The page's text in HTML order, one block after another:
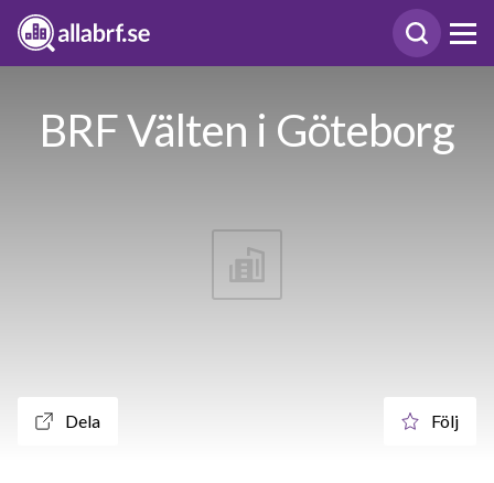
BRF Välten i Göteborg
Dela Följ